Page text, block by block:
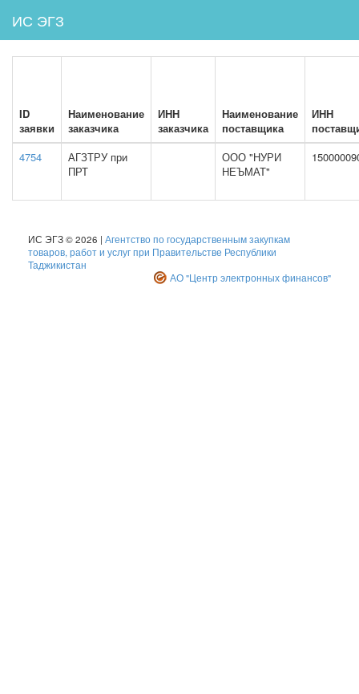
ИС ЭГЗ
ID
заявки
Наименование
заказчика
ИНН
заказчика
Наименование
поставщика
ИНН
4754
АГЗТРУ при
ПРТ
ООО "НУРИ
НЕЪМАТ"
ИС ЭГЗ © 2026 | Агентство по государственным закупкам
товаров, работ и услуг при Правительстве Республики
Таджикистан
АО "Центр электронных финансов"